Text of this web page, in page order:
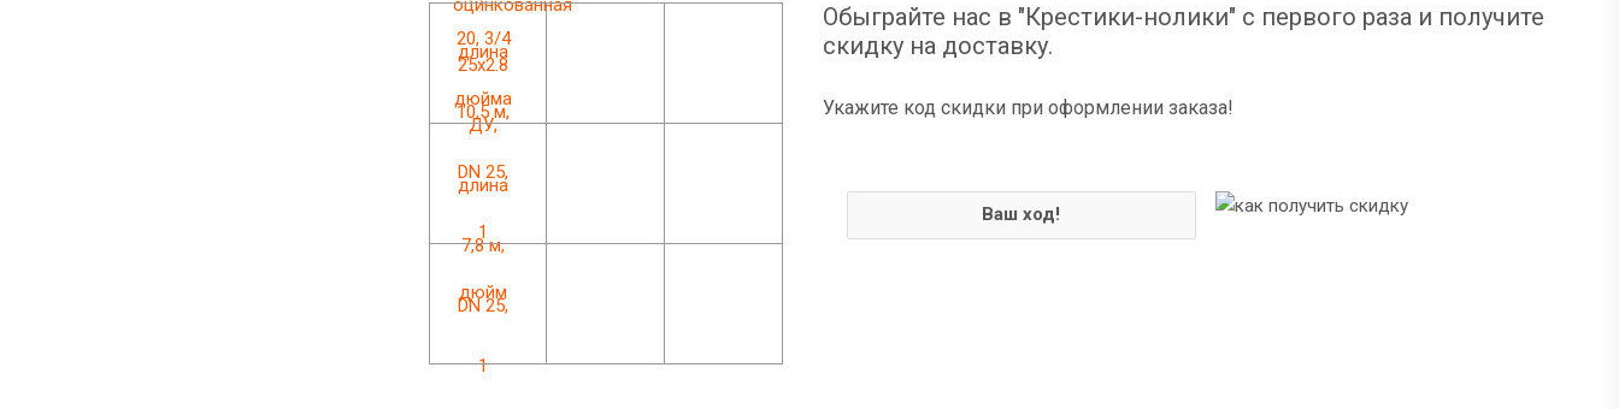
Обыграйте нас в "Крестики-нолики" с первого раза и получите
скидку на доставку.
Укажите код скидки при оформлении заказа!
Ваш ход!